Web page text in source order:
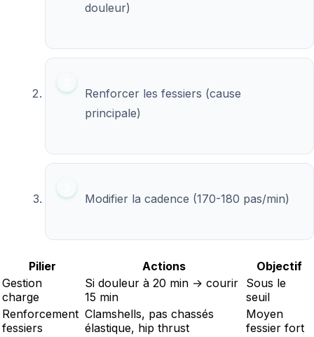
douleur)
Renforcer les fessiers (cause
principale)
Modifier la cadence (170-180 pas/min)
Pilier Actions
Objectif
Gestion
charge
Si douleur à 20 min → courir
15 min
Sous le
seuil
Renforcement
fessiers
Clamshells, pas chassés
élastique, hip thrust
Moyen
fessier fort